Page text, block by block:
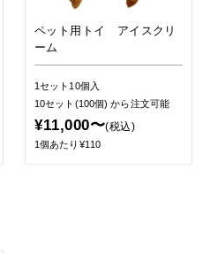
ペット用トイ アイスクリ
ーム
1セット10個入
10セット(100個)から注文可能
¥11,000〜(税込)
1個あたり¥110